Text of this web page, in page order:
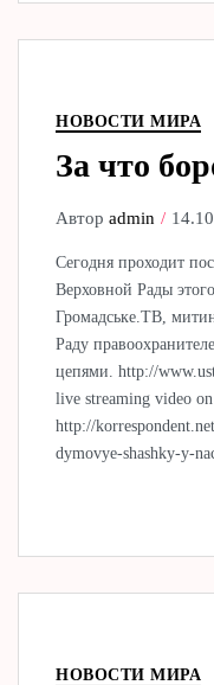
НОВОСТИ МИРА
За что
Авторadmin
Сегодня проходит
Верховной Рады
Громадське.ТВ,
Раду
цепями. http://
live streaming video
http://
dymovye-shashky-y-
НОВОСТИ МИРА